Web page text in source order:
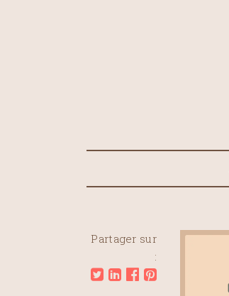
Partager sur
: